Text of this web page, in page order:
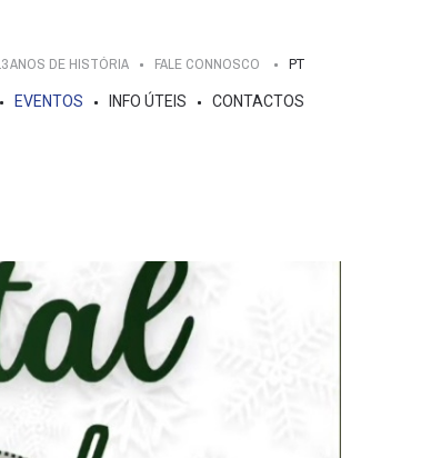
ANOS DE HISTÓRIA FALE CONNOSCO PT
EVENTOS INFO ÚTEIS CONTACTOS